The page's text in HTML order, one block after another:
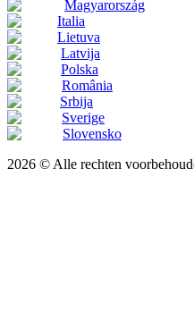
Magyarország
Italia
Lietuva
Latvija
Polska
România
Srbija
Sverige
Slovensko
2026 © Alle rechten